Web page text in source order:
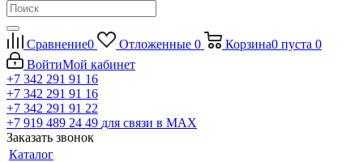
Сравнение0 Отложенные 0 Корзина0 пуста 0
ВойтиМой кабинет
+7 342 291 91 16
+7 342 291 91 16
+7 342 291 91 22
+7 919 489 24 49 для связи в МАХ
Заказать звонок
Каталог